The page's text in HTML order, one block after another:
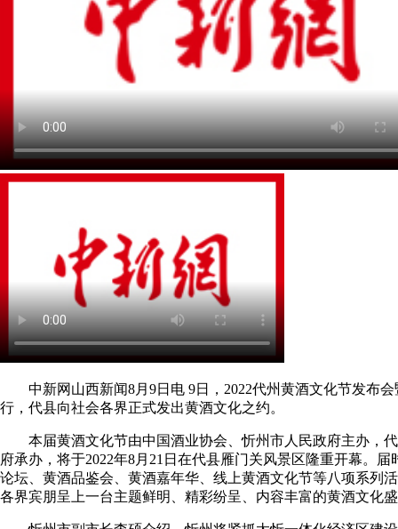
中新网山西新闻8月9日电 9日，2022代州黄酒文化节发布会
行，代县向社会各界正式发出黄酒文化之约。
本届黄酒文化节由中国酒业协会、忻州市人民政府主办，
府承办，将于2022年8月21日在代县雁门关风景区隆重开幕。
论坛、黄酒品鉴会、黄酒嘉年华、线上黄酒文化节等八项系列
各界宾朋呈上一台主题鲜明、精彩纷呈、内容丰富的黄酒文化